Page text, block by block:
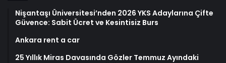
Nişantaşı Üniversitesi’nden 2026 YKS Adaylarına Çifte
Güvence: Sabit Ücret ve Kesintisiz Burs
Ankara rent a car
25 Yıllık Miras Davasında Gözler Temmuz Ayındaki